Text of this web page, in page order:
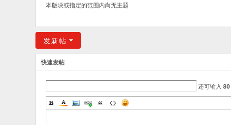
本版块或指定的范围内尚无主题
发新帖
快速发帖
还可输入 80